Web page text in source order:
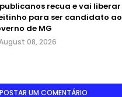
recua e vai liberar
para ser candidato ao
de MG
08, 2026
POSTAR UM COMENTÁRIO